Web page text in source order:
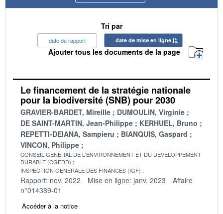
Tri par
date du rapport date de mise en ligne
Ajouter tous les documents de la page
Le financement de la stratégie nationale
pour la biodiversité (SNB) pour 2030
GRAVIER-BARDET, Mireille
DUMOULIN, Virginie
DE SAINT-MARTIN, Jean-Philippe
KERHUEL, Bruno
REPETTI-DEIANA, Sampieru
BIANQUIS, Gaspard
VINCON, Philippe
CONSEIL GENERAL DE L'ENVIRONNEMENT ET DU DEVELOPPEMENT
DURABLE (CGEDD)
INSPECTION GENERALE DES FINANCES (IGF)
Rapport: nov. 2022 Mise en ligne: janv. 2023
Affaire
n°014389-01
Accéder à la notice